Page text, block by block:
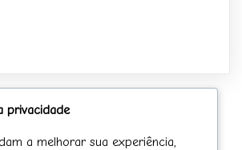
privacidade
a melhorar sua experiência,